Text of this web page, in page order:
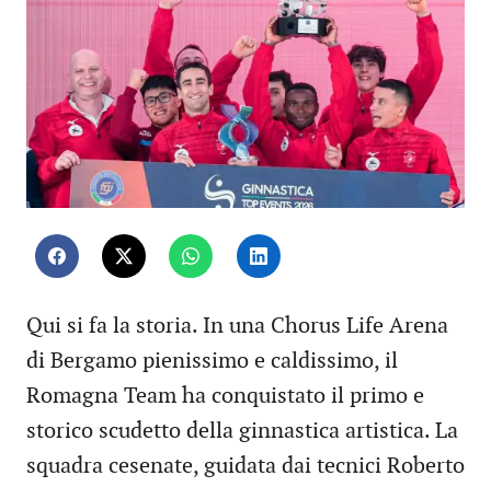
Qui si fa la storia. In una Chorus Life Arena
di Bergamo pienissimo e caldissimo, il
Romagna Team ha conquistato il primo e
storico scudetto della ginnastica artistica. La
squadra cesenate, guidata dai tecnici Roberto